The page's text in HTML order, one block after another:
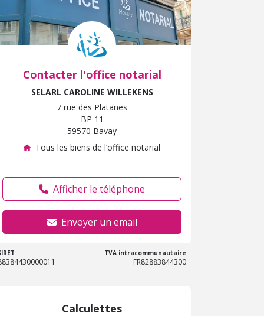
Contacter l'office notarial
SELARL CAROLINE WILLEKENS
7 rue des Platanes
BP 11
59570 Bavay
Tous les biens de l’office notarial
Afficher le téléphone
Envoyer un email
TVA intracommunautaire
FR82883844300
Calculettes